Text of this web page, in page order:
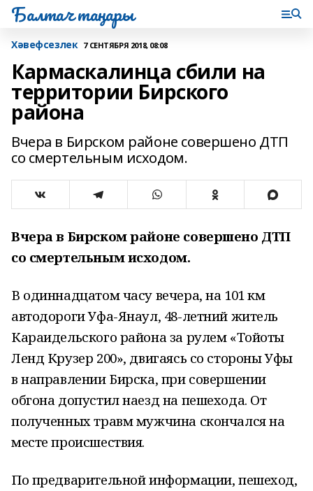
Балтач таңнары
Хәвефсезлек 7 СЕНТЯБРЯ 2018, 08:08
Кармаскалинца сбили на
территории Бирского
района
Вчера в Бирском районе совершено ДТП
со смертельным исходом.
Вчера в Бирском районе совершено ДТП
со смертельным исходом.
В одиннадцатом часу вечера, на 101 км
автодороги Уфа-Янаул, 48-летний житель
Караидельского района за рулем «Тойоты
Ленд Крузер 200», двигаясь со стороны Уфы
в направлении Бирска, при совершении
обгона допустил наезд на пешехода. От
полученных травм мужчина скончался на
месте происшествия.
По предварительной информации, пешеход,